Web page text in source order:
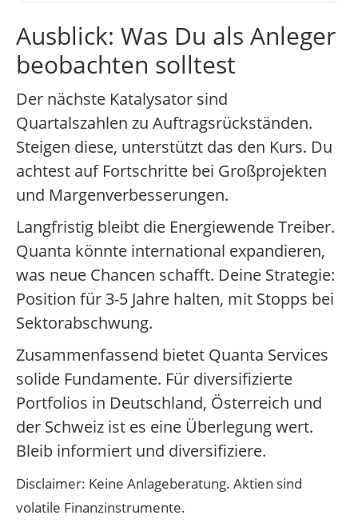
Ausblick: Was Du als Anleger
beobachten solltest
Der nächste Katalysator sind
Quartalszahlen zu Auftragsrückständen.
Steigen diese, unterstützt das den Kurs. Du
achtest auf Fortschritte bei Großprojekten
und Margenverbesserungen.
Langfristig bleibt die Energiewende Treiber.
Quanta könnte international expandieren,
was neue Chancen schafft. Deine Strategie:
Position für 3-5 Jahre halten, mit Stopps bei
Sektorabschwung.
Zusammenfassend bietet Quanta Services
solide Fundamente. Für diversifizierte
Portfolios in Deutschland, Österreich und
der Schweiz ist es eine Überlegung wert.
Bleib informiert und diversifiziere.
Disclaimer: Keine Anlageberatung. Aktien sind
volatile Finanzinstrumente.